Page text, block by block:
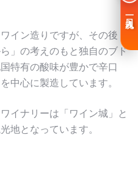
イン造りですが、その後
」の考えのもと独自のブド
特有の酸味が豊かで辛口
中心に製造しています。
イナリーは「ワイン城」と
地となっています。